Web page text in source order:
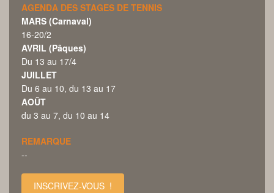
AGENDA DES STAGES DE TENNIS
MARS (Carnaval)
16-20/2
AVRIL (Pâques)
Du 13 au 17/4
JUILLET
Du 6 au 10, du 13 au 17
AOÛT
du 3 au 7, du 10 au 14
REMARQUE
--
INSCRIVEZ-VOUS !